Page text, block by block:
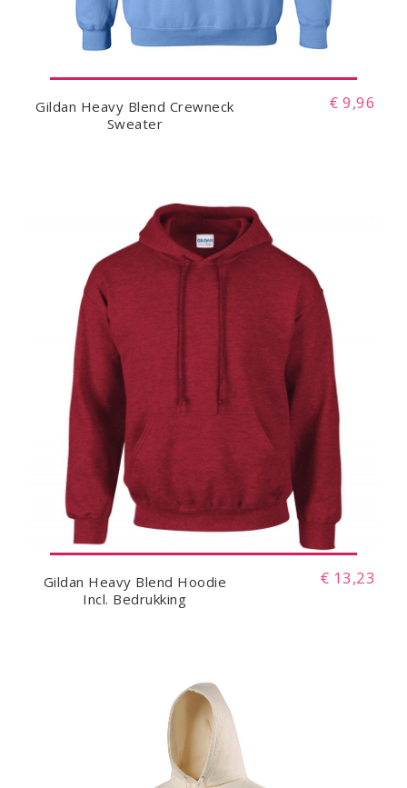
Gildan Heavy Blend Crewneck
Sweater
€ 9,96
Gildan Heavy Blend Hoodie
Incl. Bedrukking
€ 13,23